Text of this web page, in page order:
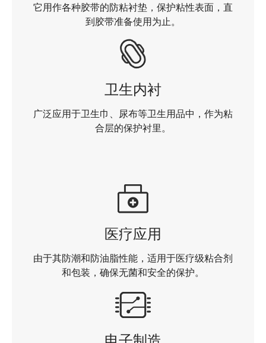
它用作各种胶带的防粘衬垫，保护粘性表面，直
到胶带准备使用为止。
卫生内衬
广泛应用于卫生巾、尿布等卫生用品中，作为粘
合层的保护衬里。
医疗应用
由于其防潮和防油脂性能，适用于医疗级粘合剂
和包装，确保无菌和安全的保护。